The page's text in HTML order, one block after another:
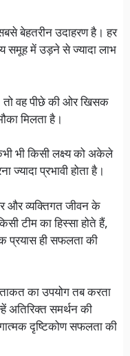
बेहतरीन उदाहरण है। हर
समूह में उड़ने से ज्यादा लाभ
तो वह पीछे की ओर खिसक
मिलता है।
भी किसी लक्ष्य को अकेले
प्रभावी होता है।
और व्यक्तिगत जीवन के
टीम का हिस्सा होते हैं,
प्रयास ही सफलता की
का उपयोग तब करता
अतिरिक्त समर्थन की
दृष्टिकोण सफलता की